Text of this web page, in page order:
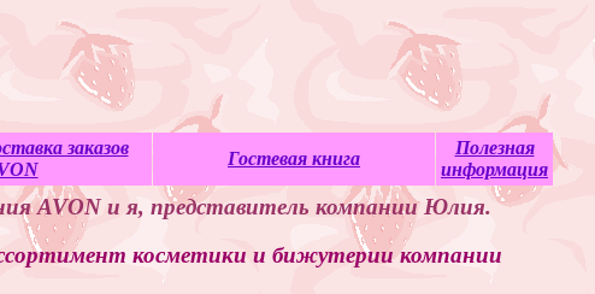
заказов
Гостевая книга
Полезная
информация
AVON и я, представитель компании Юлия.
косметики и бижутерии компании